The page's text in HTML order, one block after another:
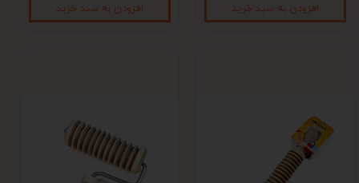
افزودن به سبد خرید افزودن به سبد خرید